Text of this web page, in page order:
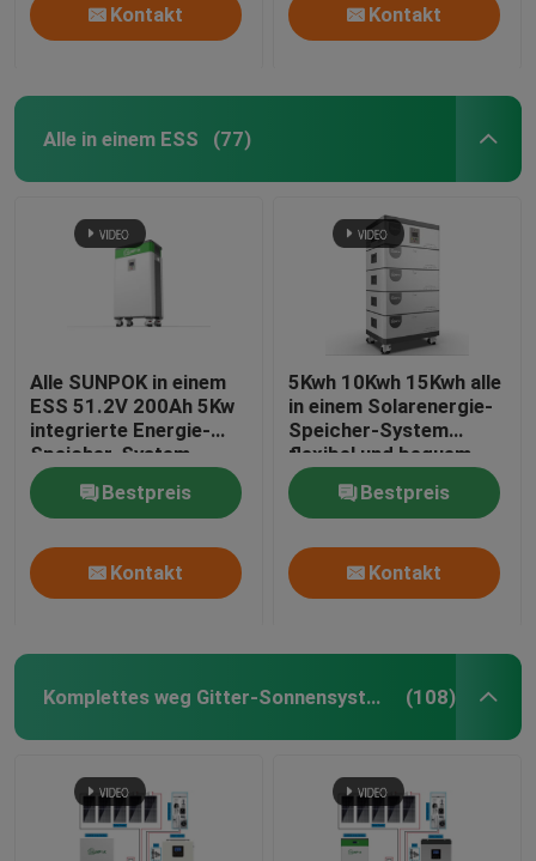
Kontakt Kontakt
Alle in einem ESS (77)
Alle SUNPOK in einem
ESS 51.2V 200Ah 5Kw
integrierte Energie-
Speicher-System
Bestpreis
Kontakt
5Kwh 10Kwh 15Kwh alle
in einem Solarenergie-
Speicher-System
flexibel und bequem
Bestpreis
Kontakt
Komplettes weg Gitter-Sonnensystem (108)